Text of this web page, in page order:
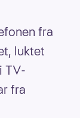
fra
luktet
TV-
fra